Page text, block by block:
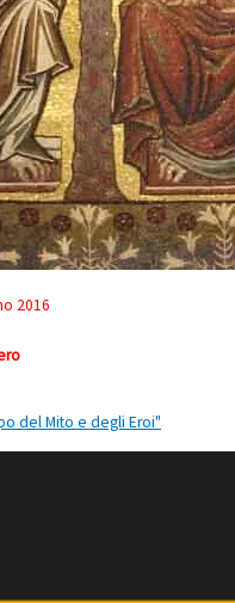
2016
del Mito e degli Eroi"